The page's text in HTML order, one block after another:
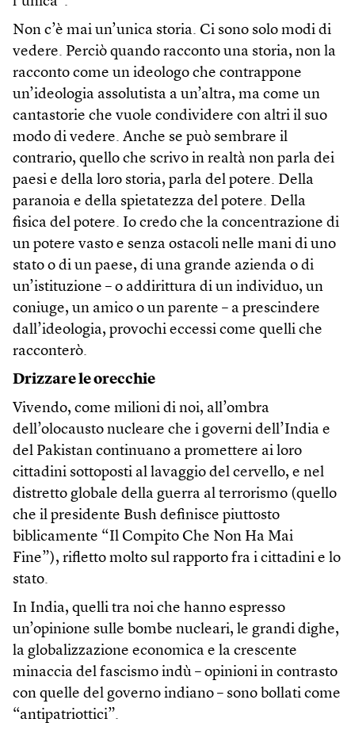
Non c’è mai un’unica storia. Ci sono solo modi di
vedere. Perciò quando racconto una storia, non la
racconto come un ideologo che contrappone
un’ideologia assolutista a un’altra, ma come un
cantastorie che vuole condividere con altri il suo
modo di vedere. Anche se può sembrare il
contrario, quello che scrivo in realtà non parla dei
paesi e della loro storia, parla del potere. Della
paranoia e della spietatezza del potere. Della
fisica del potere. Io credo che la concentrazione di
un potere vasto e senza ostacoli nelle mani di uno
stato o di un paese, di una grande azienda o di
un’istituzione – o addirittura di un individuo, un
coniuge, un amico o un parente – a prescindere
dall’ideologia, provochi eccessi come quelli che
racconterò.
Drizzare le orecchie
Vivendo, come milioni di noi, all’ombra
dell’olocausto nucleare che i governi dell’India e
del Pakistan continuano a promettere ai loro
cittadini sottoposti al lavaggio del cervello, e nel
distretto globale della guerra al terrorismo (quello
che il presidente Bush definisce piuttosto
biblicamente “Il Compito Che Non Ha Mai
Fine”), rifletto molto sul rapporto fra i cittadini e lo
stato.
In India, quelli tra noi che hanno espresso
un’opinione sulle bombe nucleari, le grandi dighe,
la globalizzazione economica e la crescente
minaccia del fascismo indù – opinioni in contrasto
con quelle del governo indiano – sono bollati come
“antipatriottici”.